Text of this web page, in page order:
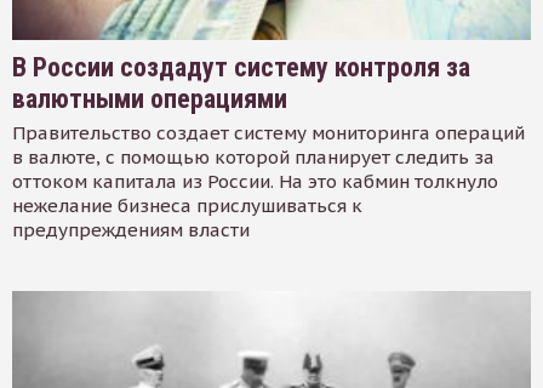
В России создадут систему контроля за
валютными операциями
Правительство создает систему мониторинга операций
в валюте, с помощью которой планирует следить за
оттоком капитала из России. На это кабмин толкнуло
нежелание бизнеса прислушиваться к
предупреждениям власти